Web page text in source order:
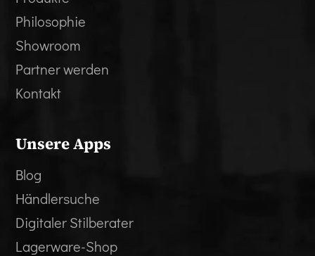
Philosophie
Showroom
Partner werden
Kontakt
Unsere Apps
Blog
Händlersuche
Digitaler Stilberater
Lagerware-Shop